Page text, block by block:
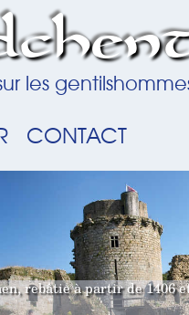
les
CONTACT
rebâtie à partir de 1406